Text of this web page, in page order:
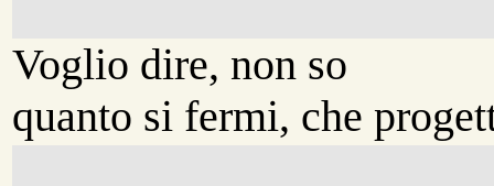
Voglio dire, non so
quanto si fermi, che